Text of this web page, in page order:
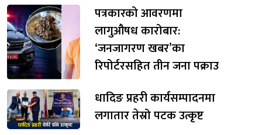
पत्रकारको आवरणमा
लागुऔषध कारोबार:
‘जनजागरण खबर’का
रिपोर्टरसहित तीन जना पक्राउ
धादिङ प्रहरी कार्यसम्पादनमा
लगातार तेस्रो पटक उत्कृष्ट